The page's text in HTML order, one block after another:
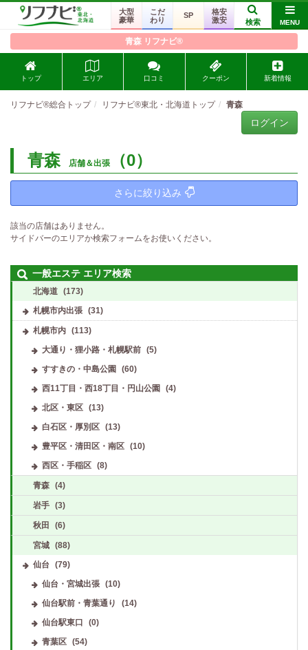
大型
豪華
こだ
わり
SP
格安
激安
検索 MENU
青森 リフナビ®
トップ エリア 口コミ クーポン 新着情報
リフナビ®総合トップ リフナビ®東北・北海道トップ 青森
ログイン
青森 店舗＆出張 （0）
さらに絞り込み
該当の店舗はありません。
サイドバーのエリアか検索フォームをお使いください。
一般エステ エリア検索
北海道 (173)
札幌市内出張 (31)
札幌市内 (113)
大通り・狸小路・札幌駅前
(5)
すすきの・中島公園
(60)
西11丁目・西18丁目・円山公園
(4)
北区・東区
(13)
白石区・厚別区
(13)
豊平区・清田区・南区
(10)
西区・手稲区
(8)
青森 (4)
岩手 (3)
秋田 (6)
宮城 (88)
仙台 (79)
仙台・宮城出張
(10)
仙台駅前・青葉通り
(14)
仙台駅東口
(0)
青葉区
(54)